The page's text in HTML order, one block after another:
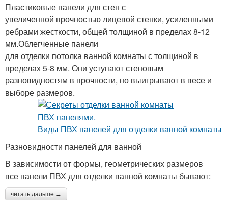
Пластиковые панели для стен с
увеличенной прочностью лицевой стенки, усиленными
ребрами жесткости, общей толщиной в пределах 8-12
мм.Облегченные панели
для отделки потолка ванной комнаты с толщиной в
пределах 5-8 мм. Они уступают стеновым
разновидностям в прочности, но выигрывают в весе и
выборе размеров.
Разновидности панелей для ванной
В зависимости от формы, геометрических размеров
все панели ПВХ для отделки ванной комнаты бывают:
читать дальше →